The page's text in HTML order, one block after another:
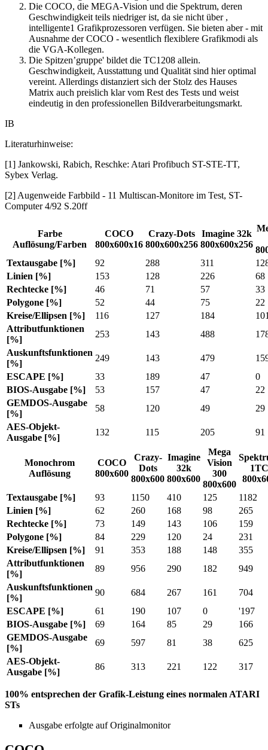
Die COCO, die MEGA-Vision und die Spektrum, deren
Geschwindigkeit teils niedriger ist, da sie nicht über ,
intelligente1 Grafikprozessoren verfügen. Sie bieten aber - mit
Ausnahme der COCO - wesentlich flexiblere Grafikmodi als
die VGA-Kollegen.
Die Spitzen’gruppe' bildet die TC1208 allein.
Geschwindigkeit, Ausstattung und Qualität sind hier optimal
vereint. Allerdings distanziert sich der Stolz des Hauses
Matrix auch preislich klar vom Rest des Tests und weist
eindeutig in den professionellen BiIdverarbeitungsmarkt.
IB
Literaturhinweise:
[1] Jankowski, Rabich, Reschke: Atari Profibuch ST-STE-TT,
Sybex Verlag.
[2] Augenweide Farbbild - 11 Multiscan-Monitore im Test, ST-
Computer 4/92 S.20ff
Farbe
Auflösung/Farben
COCO
800x600x16
Crazy-Dots
800x600x256
Imagine 32k
800x600x256
Textausgabe [%]
92 288 311
Linien [%]
153 128 226
68
Rechtecke [%]
46 71 57
33
Polygone [%]
52 44 75
22
Kreise/Ellipsen [%]
116 127 184
Attributfunktionen
[%]
253 143 488
Auskunftsfunktionen
[%]
249 143 479
ESCAPE [%]
33 189 47
0
BIOS-Ausgabe [%]
53 157 47
22
GEMDOS-Ausgabe
[%]
58 120 49
29
AES-Objekt-
Ausgabe [%]
132 115 205 91
Monochrom
Auflösung
COCO
800x600
Crazy-
Dots
800x600
Imagine
32k
800x600
Mega
Vision
300
800x600
1TC
Textausgabe [%]
93 1150 410 125
1182
Linien [%]
62 260 168 98
265
Rechtecke [%]
73 149 143 106
159
Polygone [%]
84 229 120 24
231
Kreise/Ellipsen [%]
91 353 188 148
355
Attributfunktionen
[%]
89 956 290 182
949
Auskunftsfunktionen
[%]
90 684 267 161
704
ESCAPE [%]
61 190 107 0
'197
BIOS-Ausgabe [%]
69 164 85 29
166
GEMDOS-Ausgabe
[%]
69 597 81 38
625
AES-Objekt-
Ausgabe [%]
86 313 221 122 317
100% entsprechen der Grafik-Leistung eines normalen ATARI
STs
Ausgabe erfolgte auf Originalmonitor